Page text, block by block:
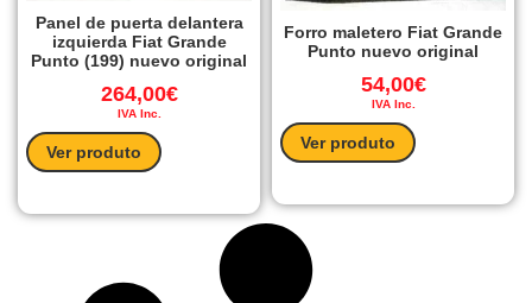
Panel de puerta delantera
izquierda Fiat Grande
Punto (199) nuevo original
264,00€
IVA Inc.
Ver produto
Forro maletero Fiat Grande
Punto nuevo original
54,00€
IVA Inc.
Ver produto